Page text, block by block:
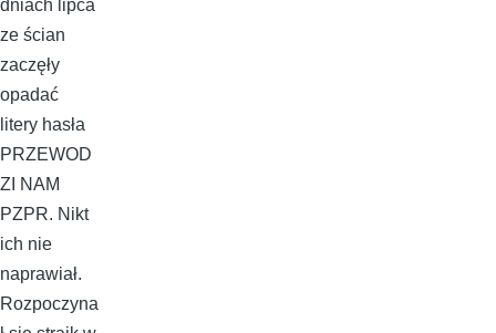
dniach lipca
ze ścian
zaczęły
opadać
litery hasła
PRZEWOD
ZI NAM
PZPR. Nikt
ich nie
naprawiał.
Rozpoczyna